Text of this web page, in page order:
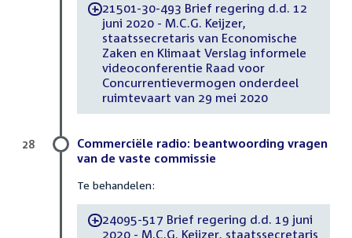
-21501-30-493 Brief regering d.d. 12
juni 2020 - M.C.G. Keijzer,
staatssecretaris van Economische
Zaken en Klimaat Verslag informele
videoconferentie Raad voor
Concurrentievermogen onderdeel
ruimtevaart van 29 mei 2020
Commerciële radio: beantwoording vragen
van de vaste commissie
Te behandelen:
-24095-517 Brief regering d.d. 19 juni
2020 - M.C.G. Keijzer, staatssecretaris
28